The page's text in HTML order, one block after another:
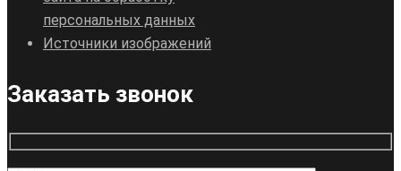
персональных данных
Источники изображений
Заказать звонок